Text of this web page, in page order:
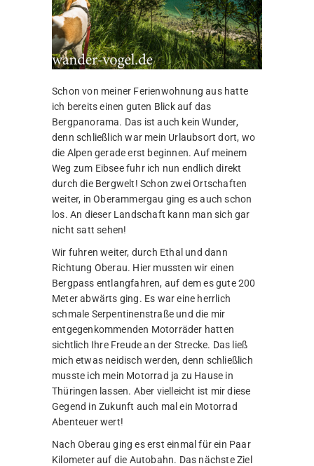
Schon von meiner Ferienwohnung aus hatte
ich bereits einen guten Blick auf das
Bergpanorama. Das ist auch kein Wunder,
denn schließlich war mein Urlaubsort dort, wo
die Alpen gerade erst beginnen. Auf meinem
Weg zum Eibsee fuhr ich nun endlich direkt
durch die Bergwelt! Schon zwei Ortschaften
weiter, in Oberammergau ging es auch schon
los. An dieser Landschaft kann man sich gar
nicht satt sehen!
Wir fuhren weiter, durch Ethal und dann
Richtung Oberau. Hier mussten wir einen
Bergpass entlangfahren, auf dem es gute 200
Meter abwärts ging. Es war eine herrlich
schmale Serpentinenstraße und die mir
entgegenkommenden Motorräder hatten
sichtlich Ihre Freude an der Strecke. Das ließ
mich etwas neidisch werden, denn schließlich
musste ich mein Motorrad ja zu Hause in
Thüringen lassen. Aber vielleicht ist mir diese
Gegend in Zukunft auch mal ein Motorrad
Abenteuer wert!
Nach Oberau ging es erst einmal für ein Paar
Kilometer auf die Autobahn. Das nächste Ziel